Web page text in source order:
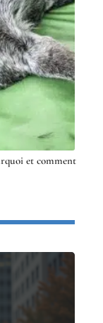
et comment